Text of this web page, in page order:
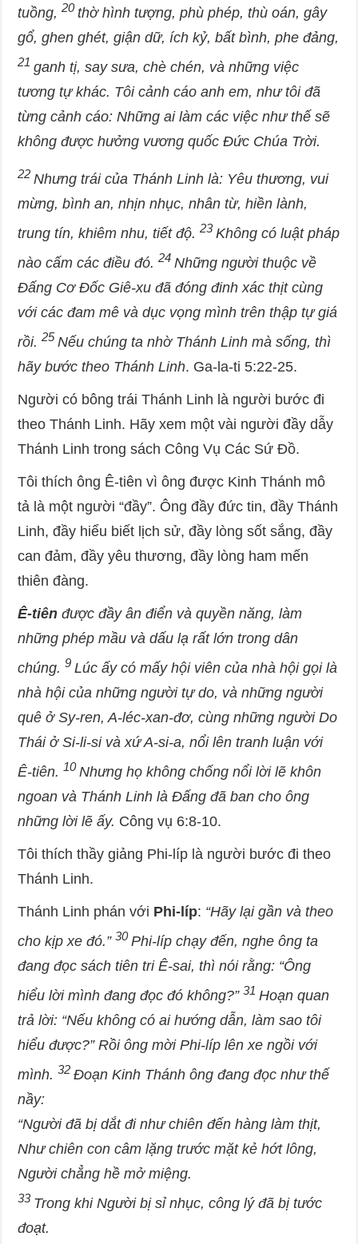
tuồng,20thờ hình tượng, phù phép, thù oán, gây
gổ, ghen ghét, giận dữ, ích kỷ, bất bình, phe đảng,
21 ganh tị, say sưa, chè chén, và những việc
tương tự khác. Tôi cảnh cáo anh em, như tôi đã
từng cảnh cáo: Những ai làm các việc như thế sẽ
không được hưởng vương quốc Đức Chúa Trời.
22 Nhưng trái của Thánh Linh là: Yêu thương, vui
mừng, bình an, nhịn nhục, nhân từ, hiền lành,
trung tín, khiêm nhu, tiết độ.23Không có luật pháp
nào cấm các điều đó.24 Những người thuộc về
Đấng Cơ Đốc Giê-xu đã đóng đinh xác thịt cùng
với các đam mê và dục vọng mình trên thập tự giá
rồi.25Nếu chúng ta nhờ Thánh Linh mà sống, thì
hãy bước theo Thánh Linh. Ga-la-ti 5:22-25.
Người có bông trái Thánh Linh là người bước đi
theo Thánh Linh. Hãy xem một vài người đầy dẫy
Thánh Linh trong sách Công Vụ Các Sứ Đồ.
Tôi thích ông Ê-tiên vì ông được Kinh Thánh mô
tả là một người “đầy”. Ông đầy đức tin, đầy Thánh
Linh, đầy hiểu biết lịch sử, đầy lòng sốt sắng, đầy
can đảm, đầy yêu thương, đầy lòng ham mến
thiên đàng.
Ê-tiênđược đầy ân điển và quyền năng, làm
những phép mầu và dấu lạ rất lớn trong dân
chúng.9 Lúc ấy có mấy hội viên của nhà hội gọi là
nhà hội của những người tự do, và những người
quê ở Sy-ren, A-léc-xan-đơ, cùng những người Do
Thái ở Si-li-si và xứ A-si-a, nổi lên tranh luận với
Ê-tiên.10Nhưng họ không chống nổi lời lẽ khôn
ngoan và Thánh Linh là Đấng đã ban cho ông
những lời lẽ ấy. Công vụ 6:8-10.
Tôi thích thầy giảng Phi-líp là người bước đi theo
Thánh Linh.
Thánh Linh phán với Phi-líp: “Hãy lại gần và theo
cho kịp xe đó.”30Phi-líp chạy đến, nghe ông ta
đang đọc sách tiên tri Ê-sai, thì nói rằng: “Ông
hiểu lời mình đang đọc đó không?”31 Hoạn quan
trả lời: “Nếu không có ai hướng dẫn, làm sao tôi
hiểu được?” Rồi ông mời Phi-líp lên xe ngồi với
mình.32 Đoạn Kinh Thánh ông đang đọc như thế
nầy:
“Người đã bị dắt đi như chiên đến hàng làm thịt,
Như chiên con câm lặng trước mặt kẻ hớt lông,
Người chẳng hề mở miệng.
33 Trong khi Người bị sỉ nhục, công lý đã bị tước
đoạt.